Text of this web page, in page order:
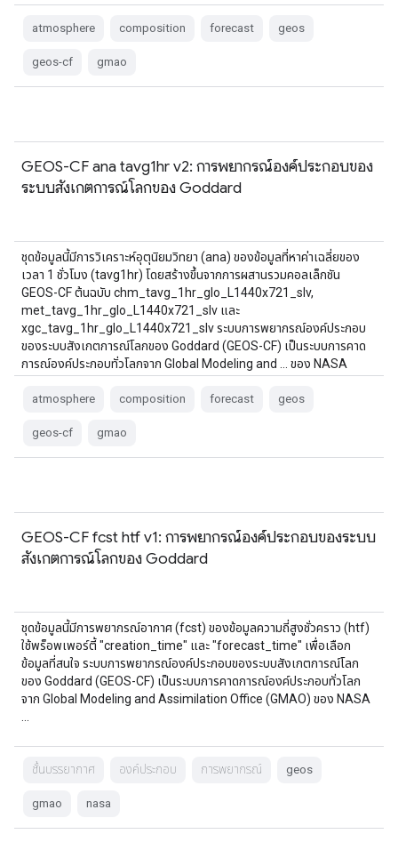
atmosphere composition forecast geos
geos-cf gmao
GEOS-CF ana tavg1hr v2: การพยากรณ์องค์ประกอบของ
ระบบสังเกตการณ์โลกของ Goddard
ชุดข้อมูลนี้มีการวิเคราะห์อุตุนิยมวิทยา (ana) ของข้อมูลที่หาค่าเฉลี่ยของ
เวลา 1 ชั่วโมง (tavg1hr) โดยสร้างขึ้นจากการผสานรวมคอลเล็กชัน
GEOS-CF ต้นฉบับ chm_tavg_1hr_glo_L1440x721_slv,
met_tavg_1hr_glo_L1440x721_slv และ
xgc_tavg_1hr_glo_L1440x721_slv ระบบการพยากรณ์องค์ประกอบ
ของระบบสังเกตการณ์โลกของ Goddard (GEOS-CF) เป็นระบบการคาด
การณ์องค์ประกอบทั่วโลกจาก Global Modeling and … ของ NASA
atmosphere composition forecast geos
geos-cf gmao
GEOS-CF fcst htf v1: การพยากรณ์องค์ประกอบของระบบ
สังเกตการณ์โลกของ Goddard
ชุดข้อมูลนี้มีการพยากรณ์อากาศ (fcst) ของข้อมูลความถี่สูงชั่วคราว (htf)
ใช้พร็อพเพอร์ตี้ "creation_time" และ "forecast_time" เพื่อเลือก
ข้อมูลที่สนใจ ระบบการพยากรณ์องค์ประกอบของระบบสังเกตการณ์โลก
ของ Goddard (GEOS-CF) เป็นระบบการคาดการณ์องค์ประกอบทั่วโลก
จาก Global Modeling and Assimilation Office (GMAO) ของ NASA
ชั้นบรรยากาศ องค์ประกอบ การพยากรณ์ geos
gmao nasa